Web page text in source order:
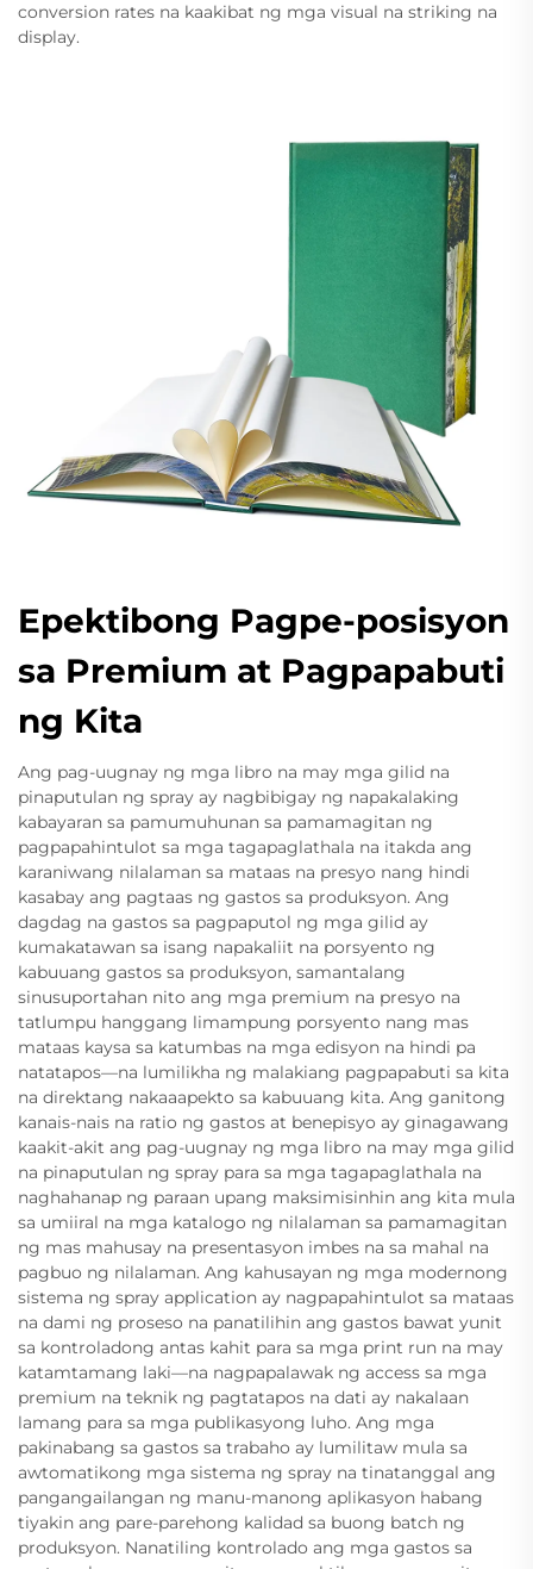
conversion rates na kaakibat ng mga visual na striking na
display.
Epektibong Pagpe-posisyon
sa Premium at Pagpapabuti
ng Kita
Ang pag-uugnay ng mga libro na may mga gilid na
pinaputulan ng spray ay nagbibigay ng napakalaking
kabayaran sa pamumuhunan sa pamamagitan ng
pagpapahintulot sa mga tagapaglathala na itakda ang
karaniwang nilalaman sa mataas na presyo nang hindi
kasabay ang pagtaas ng gastos sa produksyon. Ang
dagdag na gastos sa pagpaputol ng mga gilid ay
kumakatawan sa isang napakaliit na porsyento ng
kabuuang gastos sa produksyon, samantalang
sinusuportahan nito ang mga premium na presyo na
tatlumpu hanggang limampung porsyento nang mas
mataas kaysa sa katumbas na mga edisyon na hindi pa
natatapos—na lumilikha ng malakiang pagpapabuti sa kita
na direktang nakaaapekto sa kabuuang kita. Ang ganitong
kanais-nais na ratio ng gastos at benepisyo ay ginagawang
kaakit-akit ang pag-uugnay ng mga libro na may mga gilid
na pinaputulan ng spray para sa mga tagapaglathala na
naghahanap ng paraan upang maksimisinhin ang kita mula
sa umiiral na mga katalogo ng nilalaman sa pamamagitan
ng mas mahusay na presentasyon imbes na sa mahal na
pagbuo ng nilalaman. Ang kahusayan ng mga modernong
sistema ng spray application ay nagpapahintulot sa mataas
na dami ng proseso na panatilihin ang gastos bawat yunit
sa kontroladong antas kahit para sa mga print run na may
katamtamang laki—na nagpapalawak ng access sa mga
premium na teknik ng pagtatapos na dati ay nakalaan
lamang para sa mga publikasyong luho. Ang mga
pakinabang sa gastos sa trabaho ay lumilitaw mula sa
awtomatikong mga sistema ng spray na tinatanggal ang
pangangailangan ng manu-manong aplikasyon habang
tiyakin ang pare-parehong kalidad sa buong batch ng
produksyon. Nanatiling kontrolado ang mga gastos sa